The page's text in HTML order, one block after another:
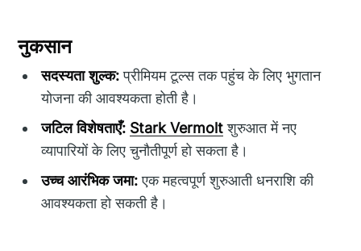
नुकसान
सदस्यता शुल्क:प्रीमियम टूल्स तक पहुंच के लिए भुगतान
योजना की आवश्यकता होती है।
जटिल विशेषताएँ: Stark Vermoltशुरुआत में नए
व्यापारियों के लिए चुनौतीपूर्ण हो सकता है।
उच्च आरंभिक जमा:एक महत्वपूर्ण शुरुआती धनराशि की
आवश्यकता हो सकती है।